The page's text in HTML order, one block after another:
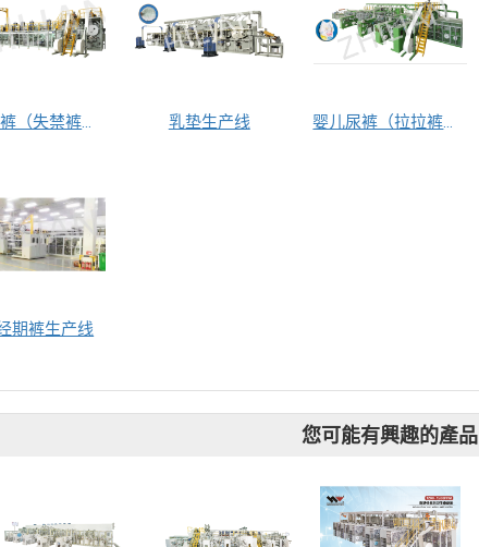
成人尿裤（失禁裤）生产线 乳垫生产线 婴儿尿裤（拉拉裤）生产线
期裤生产线
您可能有興趣的產品